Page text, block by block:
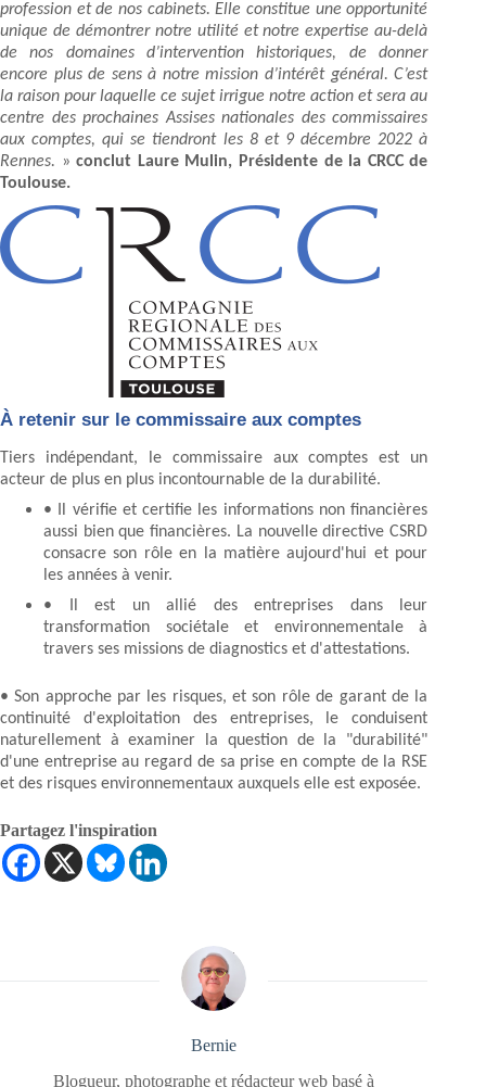
profession et de nos cabinets. Elle constitue une opportunité
unique de démontrer notre utilité et notre expertise au-delà
de nos domaines d’intervention historiques, de donner
encore plus de sens à notre mission d’intérêt général. C’est
la raison pour laquelle ce sujet irrigue notre action et sera au
centre des prochaines Assises nationales des commissaires
aux comptes, qui se tiendront les 8 et 9 décembre 2022 à
Rennes. »conclut Laure Mulin, Présidente de la CRCC de
Toulouse.
À retenir sur le commissaire aux comptes
Tiers indépendant, le commissaire aux comptes est un
acteur de plus en plus incontournable de la durabilité.
• Il vérifie et certifie les informations non financières
aussi bien que financières. La nouvelle directive CSRD
consacre son rôle en la matière aujourd'hui et pour
les années à venir.
• Il est un allié des entreprises dans leur
transformation sociétale et environnementale à
travers ses missions de diagnostics et d'attestations.
• Son approche par les risques, et son rôle de garant de la
continuité d'exploitation des entreprises, le conduisent
naturellement à examiner la question de la "durabilité"
d'une entreprise au regard de sa prise en compte de la RSE
et des risques environnementaux auxquels elle est exposée.
Partagez l'inspiration
Bernie
Blogueur, photographe et rédacteur web basé à